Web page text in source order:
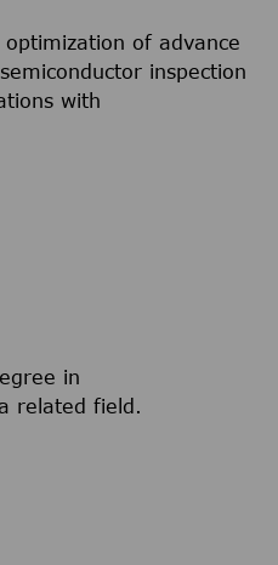
of advance
inspection
with
in
related field.